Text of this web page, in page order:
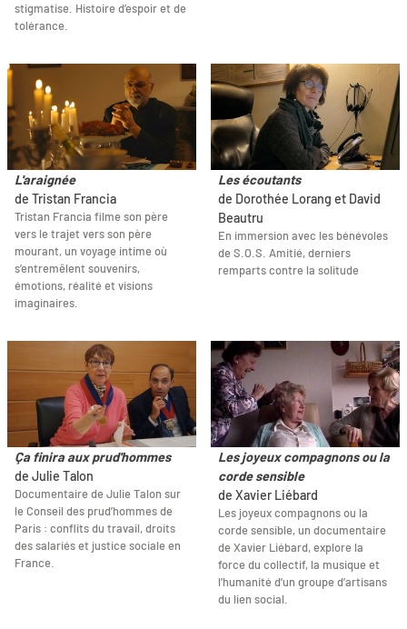
stigmatise. Histoire d’espoir et de
tolérance.
L'araignée
de Tristan Francia
Tristan Francia filme son père
vers le trajet vers son père
mourant, un voyage intime où
s’entremêlent souvenirs,
émotions, réalité et visions
imaginaires.
Les écoutants
de Dorothée Lorang et David
Beautru
En immersion avec les bénévoles
de S.O.S. Amitié, derniers
remparts contre la solitude
Ça finira aux prud'hommes
de Julie Talon
Documentaire de Julie Talon sur
le Conseil des prud’hommes de
Paris : conflits du travail, droits
des salariés et justice sociale en
France.
Les joyeux compagnons ou la
corde sensible
de Xavier Liébard
Les joyeux compagnons ou la
corde sensible, un documentaire
de Xavier Liébard, explore la
force du collectif, la musique et
l’humanité d’un groupe d’artisans
du lien social.